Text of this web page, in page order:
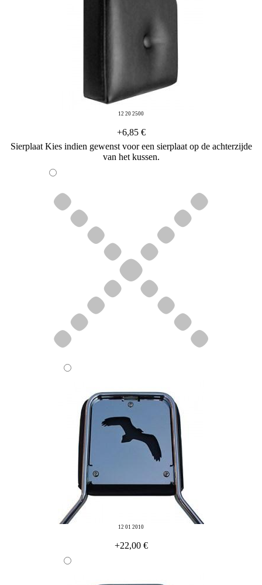
12 20 2500
+6,85 €
Sierplaat Kies indien gewenst voor een sierplaat op de achterzijde
van het kussen.
12 01 2010
+22,00 €